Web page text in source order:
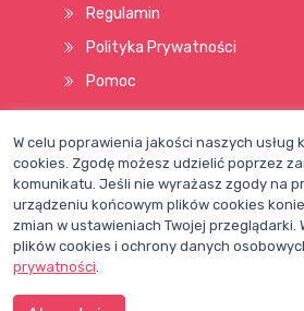
Regulamin
Polityka Prywatności
Pomoc
Wszelkie prawa
W celu poprawienia jakości naszych usług
cookies. Zgodę możesz udzielić poprzez
komunikatu. Jeśli nie wyrażasz zgody na
urządzeniu końcowym plików cookies
zmian w ustawieniach Twojej przeglądarki.
plików cookies i ochrony danych
prywatności.